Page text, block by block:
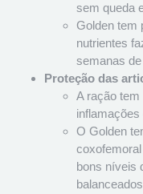
sem queda
Golden tem
nutrientes
semanas
Proteção das
A ração tem
inflamações
O Golden
bons níveis